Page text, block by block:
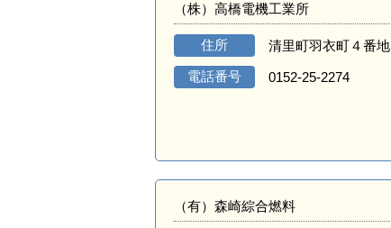
（株）高橋電機工業所
住所 清里町羽衣町４番地
電話番号 0152-25-2274
（有）森崎綜合燃料